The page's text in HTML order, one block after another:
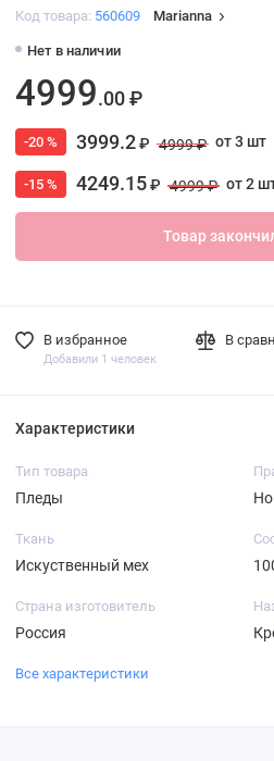
Код товара: 560609 Marianna
Нет в наличии
4999.00 ₽
-20 % 3999.2₽ 4999 ₽ от 3 шт
-15 % 4249.15₽ 4999 ₽ от 2
Товар
В избранное
Добавили 1 человек
В
Характеристики
Тип товара
Пледы
Ткань
Искуственный мех
Страна изготовитель
Россия
Все характеристики